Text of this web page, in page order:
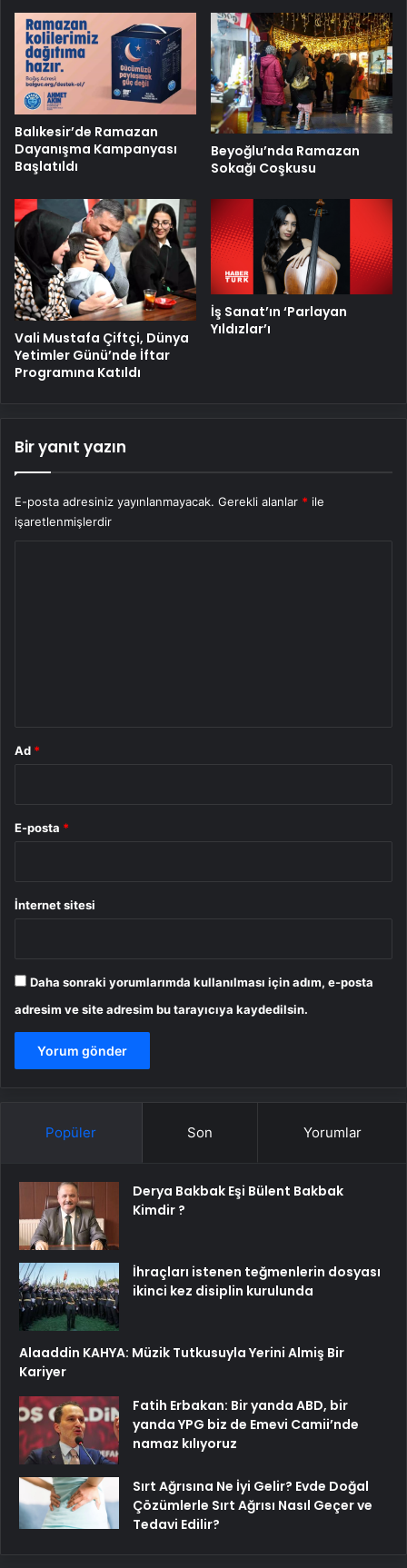
Balıkesir’de Ramazan
Dayanışma Kampanyası
Başlatıldı
Beyoğlu’nda Ramazan
Sokağı Coşkusu
Vali Mustafa Çiftçi, Dünya
Yetimler Günü’nde İftar
Programına Katıldı
İş Sanat’ın ‘Parlayan
Yıldızlar’ı
Bir yanıt yazın
E-posta adresiniz yayınlanmayacak. Gerekli alanlar * ile
işaretlenmişlerdir
Ad *
E-posta *
İnternet sitesi
Daha sonraki yorumlarımda kullanılması için adım, e-posta
adresim ve site adresim bu tarayıcıya kaydedilsin.
Popüler Son Yorumlar
Derya Bakbak Eşi Bülent Bakbak
Kimdir ?
İhraçları istenen teğmenlerin dosyası
ikinci kez disiplin kurulunda
Alaaddin KAHYA: Müzik Tutkusuyla Yerini Almiş Bir
Kariyer
Fatih Erbakan: Bir yanda ABD, bir
yanda YPG biz de Emevi Camii’nde
namaz kılıyoruz
Sırt Ağrısına Ne İyi Gelir? Evde Doğal
Çözümlerle Sırt Ağrısı Nasıl Geçer ve
Tedavi Edilir?